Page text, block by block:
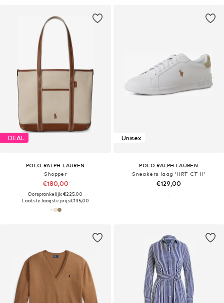
DEAL
POLO RALPH LAUREN
Shopper
€180,00
Oorspronkelijk: €225,00
Laatste laagste prijs:€135,00
Unisex
POLO RALPH LAUREN
Sneakers laag 'HRT CT II'
€129,00